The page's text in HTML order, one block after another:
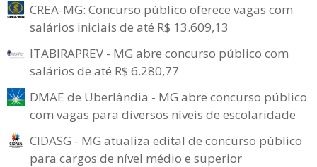
CREA-MG: Concurso público oferece vagas com
salários iniciais de até R$ 13.609,13
ITABIRAPREV - MG abre concurso público com
salários de até R$ 6.280,77
DMAE de Uberlândia - MG abre concurso público
com vagas para diversos níveis de escolaridade
CIDASG - MG atualiza edital de concurso público
para cargos de nível médio e superior